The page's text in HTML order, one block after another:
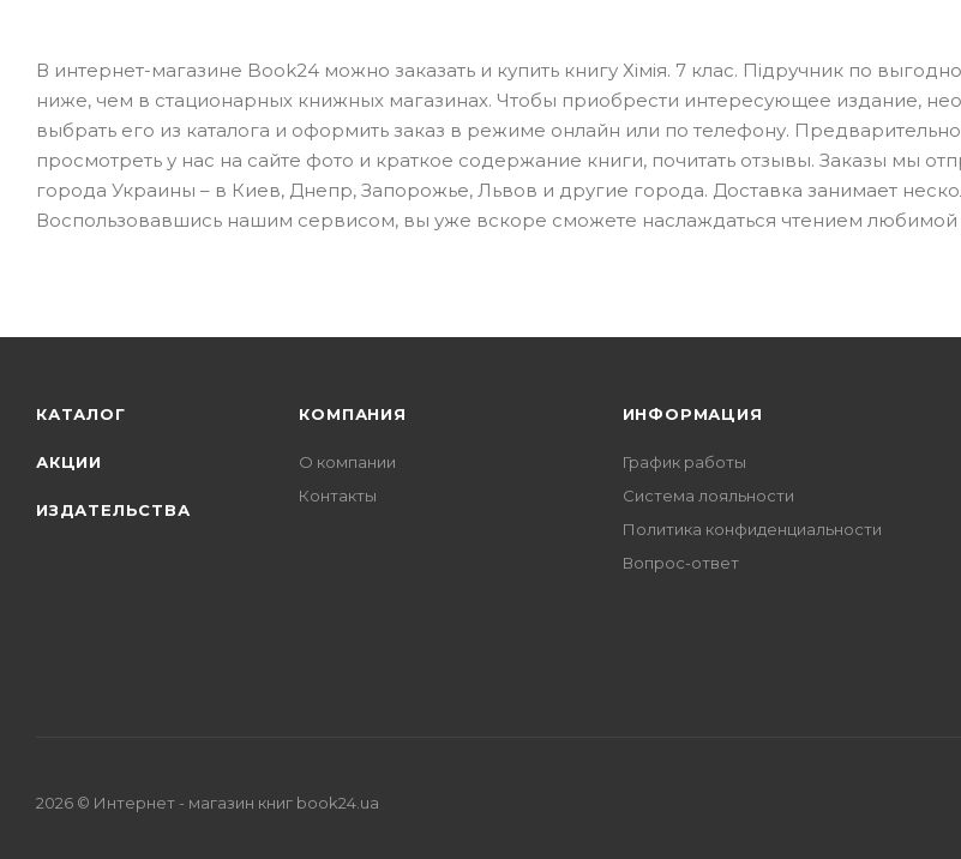
В интернет-магазине Book24 можно заказать и купить книгу Хімія. 7 клас. Підручник по
ниже, чем в стационарных книжных магазинах. Чтобы приобрести интересующее издание,
выбрать его из каталога и оформить заказ в режиме онлайн или по телефону.
просмотреть у нас на сайте фото и краткое содержание книги, почитать отзывы. Заказы мы
города Украины – в Киев, Днепр, Запорожье, Львов и другие города. Доставка занимает
Воспользовавшись нашим сервисом, вы уже вскоре сможете наслаждаться чтением любимой
КАТАЛОГ
АКЦИИ
ИЗДАТЕЛЬСТВА
КОМПАНИЯ
О компании
Контакты
ИНФОРМАЦИЯ
График работы
Система лояльности
Политика конфиденциальности
Вопрос-ответ
2026 © Интернет - магазин книг book24.ua